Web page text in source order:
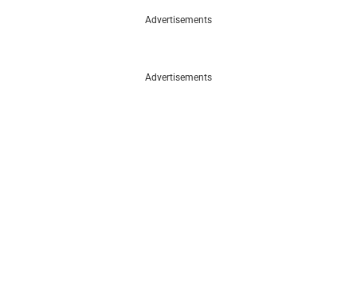
Advertisements
Advertisements